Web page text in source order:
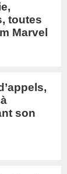
toutes
Marvel
son